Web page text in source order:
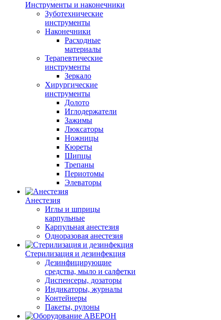
Инструменты и наконечники
Зуботехнические
инструменты
Наконечники
Расходные
материалы
Терапевтические
инструменты
Зеркало
Хирургические
инструменты
Долото
Иглодержатели
Зажимы
Люксаторы
Ножницы
Кюреты
Шипцы
Трепаны
Периотомы
Элеваторы
Анестезия
Иглы и шприцы
карпульные
Карпульная анестезия
Одноразовая анестезия
Стерилизация и дезинфекция
Дезинфицирующие
средства, мыло и салфетки
Диспенсеры, дозаторы
Индикаторы, журналы
Контейнеры
Пакеты, рулоны